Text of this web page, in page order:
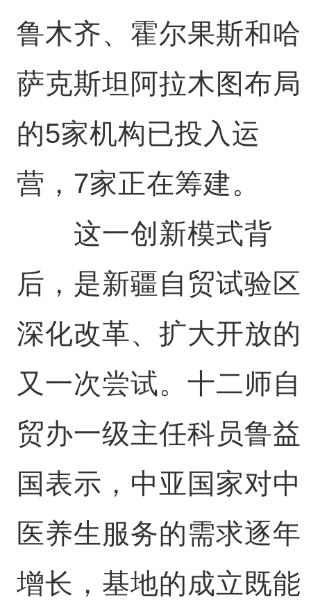
鲁木齐、霍尔果斯和哈
萨克斯坦阿拉木图布局
的5家机构已投入运
营，7家正在筹建。
这一创新模式背
后，是新疆自贸试验区
深化改革、扩大开放的
又一次尝试。十二师自
贸办一级主任科员鲁益
国表示，中亚国家对中
医养生服务的需求逐年
增长，基地的成立既能